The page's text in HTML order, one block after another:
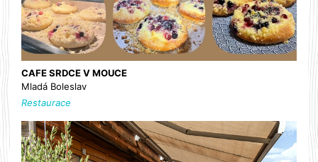
CAFE SRDCE V MOUCE
Mladá Boleslav
Restaurace